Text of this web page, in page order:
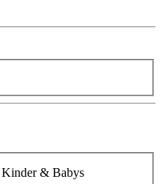
Kinder & Babys